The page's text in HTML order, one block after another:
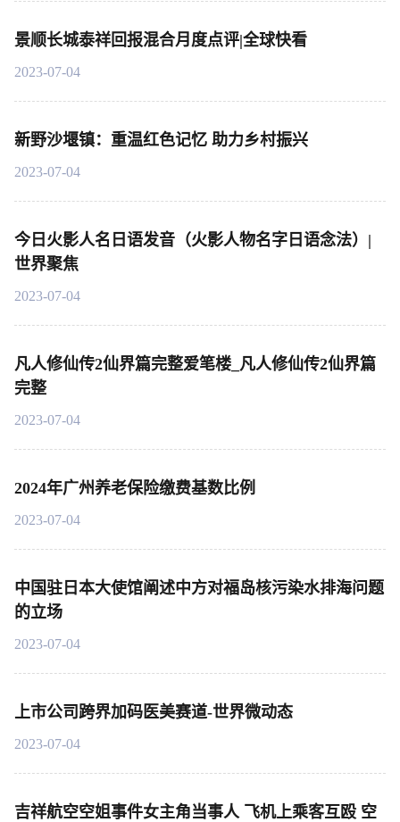
景顺长城泰祥回报混合月度点评|全球快看
2023-07-04
新野沙堰镇：重温红色记忆 助力乡村振兴
2023-07-04
今日火影人名日语发音（火影人物名字日语念法）|
世界聚焦
2023-07-04
凡人修仙传2仙界篇完整爱笔楼_凡人修仙传2仙界篇
完整
2023-07-04
2024年广州养老保险缴费基数比例
2023-07-04
中国驻日本大使馆阐述中方对福岛核污染水排海问题
的立场
2023-07-04
上市公司跨界加码医美赛道-世界微动态
2023-07-04
吉祥航空空姐事件女主角当事人 飞机上乘客互殴 空